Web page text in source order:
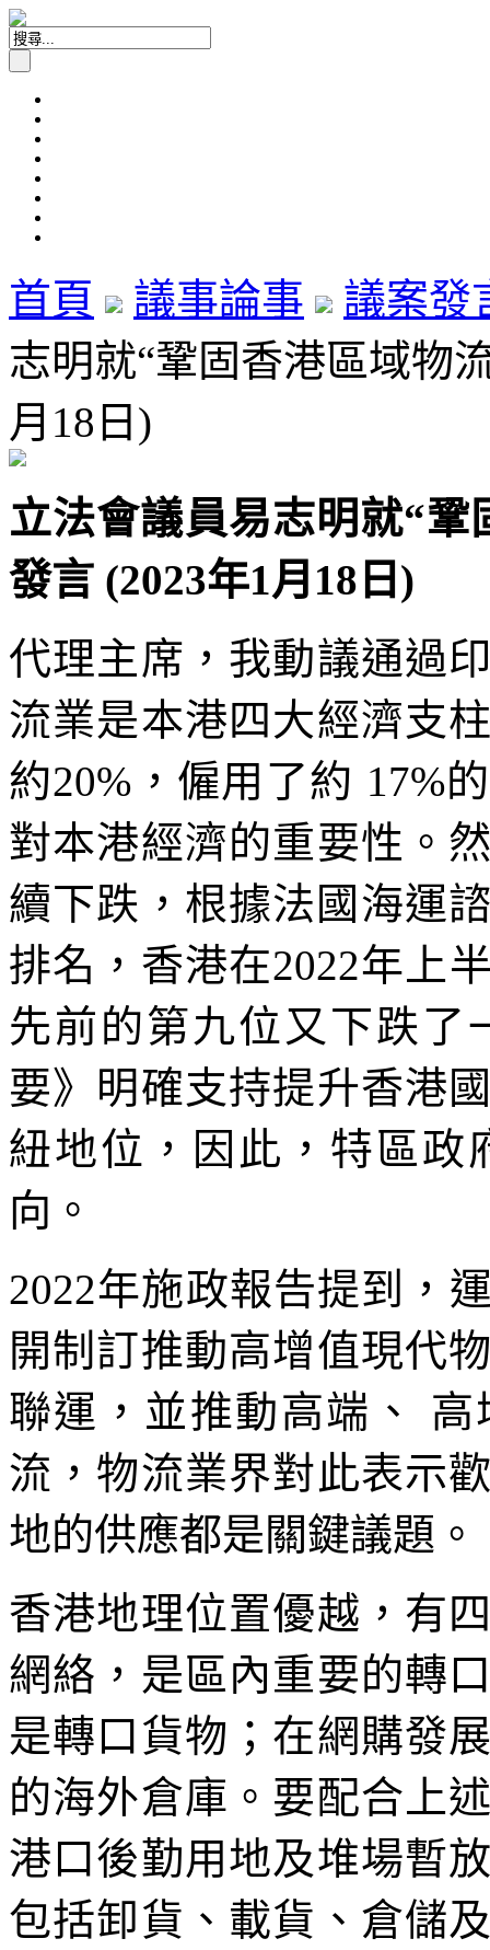
首頁 議事論事
議案發
志明就“鞏固香港區域物
月18日)
立法會議員易志明就“
發言 (2023年1月18日)
代理主席，我動議通過
流業是本港四大經濟支
約20%，僱用了約 17%
對本港經濟的重要性。
續下跌，根據法國海運
排名，香港在2022年上
先前的第九位又下跌了
要》明確支持提升香港
紐地位，因此，特區政
向。
2022年施政報告提到，
開制訂推動高增值現代
聯運，並推動高端、
流，物流業界對此表示
地的供應都是關鍵議題。
香港地理位置優越，有
網絡，是區內重要的轉
是轉口貨物；在網購發
的海外倉庫。要配合上
港口後勤用地及堆場暫
包括卸貨、載貨、倉儲